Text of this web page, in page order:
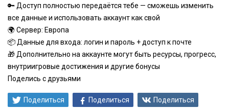
🔑 Доступ полностью передаётся тебе — сможешь изменить
все данные и использовать аккаунт как свой
🌍 Сервер: Европа
📦 Данные для входа: логин и пароль + доступ к почте
🎁 Дополнительно на аккаунте могут быть ресурсы, прогресс,
внутриигровые достижения и другие бонусы
Поделись с друзьями
Поделиться Поделиться Поделиться